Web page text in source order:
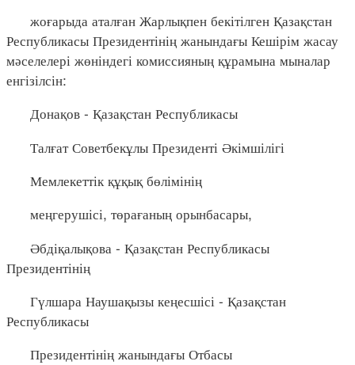
жоғарыда аталған Жарлықпен бекітілген Қазақстан
Республикасы Президентінің жанындағы Кешірім жасау
мәселелері жөніндегі комиссияның құрамына мыналар
енгізілсін:
Донақов - Қазақстан Республикасы
Талғат Советбекұлы Президенті Әкімшілігі
Мемлекеттік құқық бөлімінің
меңгерушісі, төрағаның орынбасары,
Әбдіқалықова - Қазақстан Республикасы
Президентінің
Гүлшара Наушақызы кеңесшісі - Қазақстан
Республикасы
Президентінің жанындағы Отбасы